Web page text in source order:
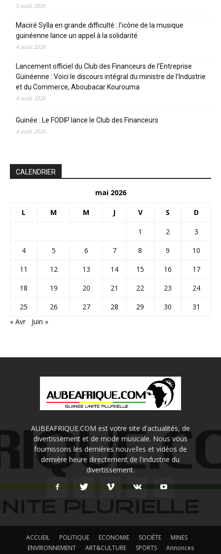
5 août 2026
Maciré Sylla en grande difficulté : l’icône de la musique
guinéenne lance un appel à la solidarité
4 août 2026
Lancement officiel du Club des Financeurs de l’Entreprise
Guinéenne : Voici le discours intégral du ministre de l’Industrie
et du Commerce, Aboubacar Kourouma
4 août 2026
Guinée : Le FODIP lance le Club des Financeurs
4 août 2026
CALENDRIER
mai 2026
L M M J V S D
1 2
3
4
5 6 7 8 9
10
11
12 13 14 15 16
17
18
19 20 21 22 23
24
25
26 27 28 29 30
31
« Avr
Juin »
AUBEAFRIQUE.COM est votre site d'actualités, de
divertissement et de mode musicale. Nous vous
fournissons les dernières nouvelles et vidéos de
dernière heure directement de l'industrie du
divertissement.
ACCUEIL POLITIQUE ECONOMIE SOCIÉTE
MINES
ENVIRONNEMENT
ART&CULTURE SPORTS Annonces